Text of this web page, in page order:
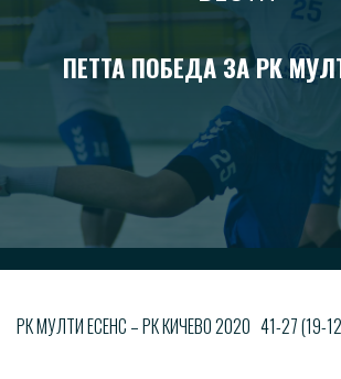
ПЕТТА ПОБЕДА ЗА РК
РК МУЛТИ ЕСЕНС – РК КИЧЕВО 2020 41-27 (19-